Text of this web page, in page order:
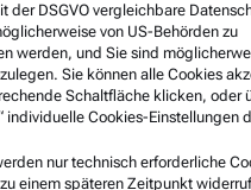
der DSGVO vergleichbare
von US-Behörden zu
werden, und Sie sind
Sie können alle Cookies
Schaltfläche klicken, oder
individuelle Cookies-Einstellungen
nur technisch erforderliche
einem späteren Zeitpunkt